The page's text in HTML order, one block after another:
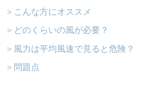
＞こんな方にオススメ
＞どのくらいの風が必要？
＞風力は平均風速で見ると危険？
＞問題点